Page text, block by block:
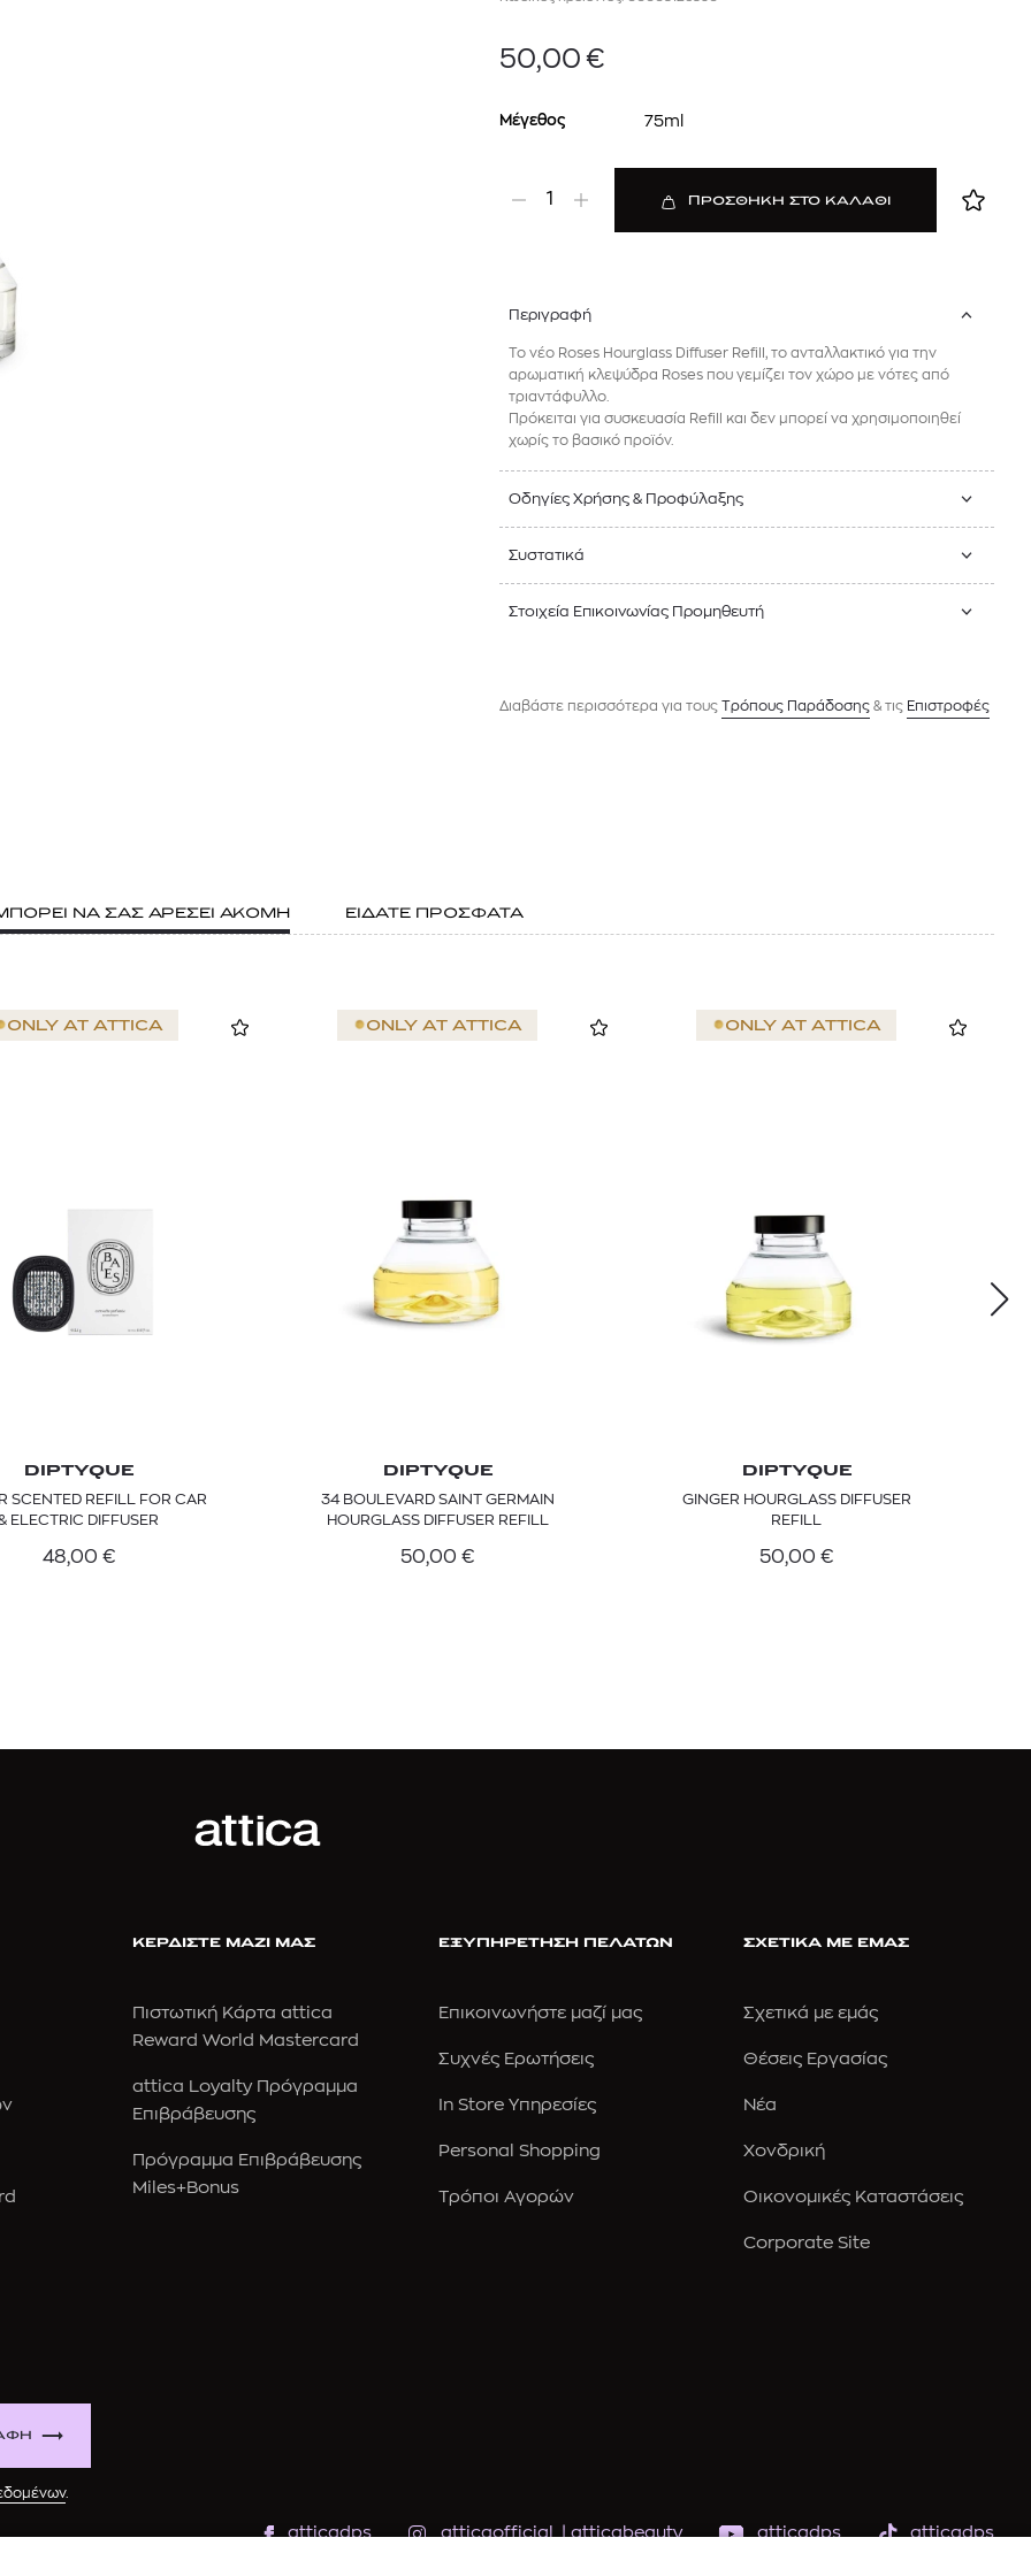
MC2 SAINT BARTH
102,00 € 15% 61,84
50,00 €
Μέγεθος 75ml
1 ΠΡΟΣΘΗΚΗ ΣΤΟ ΚΑΛΑΘΙ
Περιγραφή
Το νέο Roses Hourglass Diffuser Refill, το ανταλλακτικό για την
αρωματική κλεψύδρα Roses που γεμίζει τον χώρο με νότες από
τριαντάφυλλο.
Πρόκειται για συσκευασία Refill και δεν μπορεί να χρησιμοποιηθεί
χωρίς το βασικό προϊόν.
Οδηγίες Χρήσης & Προφύλαξης
Συστατικά
Στοιχεία Επικοινωνίας Προμηθευτή
Διαβάστε περισσότερα για τους Tρόπους Παράδοσης & τις Επιστροφές
ΝΑ ΣΑΣ ΑΡΕΣΕΙ ΑΚΟΜΗ ΕΙΔΑΤΕ ΠΡΟΣΦΑΤΑ
ONLY AT ATTICA
DIPTYQUE
SCENTED REFILL FOR CAR
ELECTRIC DIFFUSER
48,00 €
ONLY AT ATTICA
DIPTYQUE
34 BOULEVARD SAINT GERMAIN
HOURGLASS DIFFUSER REFILL
50,00 €
ONLY AT ATTICA
DIPTYQUE
GINGER HOURGLASS DIFFUSER
REFILL
50,00 €
ΚΕΡΔΙΣΤΕ ΜΑΖΙ ΜΑΣ
Πιστωτική Κάρτα attica
Reward World Mastercard
attica Loyalty Πρόγραμμα
Επιβράβευσης
Πρόγραμμα Επιβράβευσης
Miles+Bonus
ΕΞΥΠΗΡΕΤΗΣΗ ΠΕΛΑΤΩΝ
Επικοινωνήστε μαζί μας
Συχνές Ερωτήσεις
In Store Υπηρεσίες
Personal Shopping
Τρόποι Αγορών
ΣΧΕΤΙΚΑ ΜΕ ΕΜΑΣ
Σχετικά με εμάς
Θέσεις Εργασίας
Νέα
Χονδρική
Οικονομικές Καταστάσεις
Corporate Site
.
atticadps atticaofficial |atticabeauty atticadps atticadps